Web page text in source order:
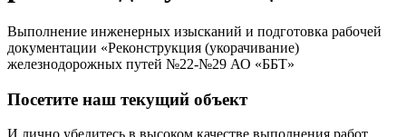
Выполнение инженерных изысканий и подготовка рабочей
документации «Реконструкция (укорачивание)
железнодорожных путей №22-№29 АО «ББТ»
Посетите наш текущий объект